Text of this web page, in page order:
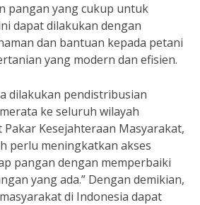
pangan yang cukup untuk
dapat dilakukan dengan
dan bantuan kepada petani
yang modern dan efisien.
dilakukan pendistribusian
ke seluruh wilayah
Kesejahteraan Masyarakat,
perlu meningkatkan akses
pangan dengan memperbaiki
yang ada.” Dengan demikian,
di Indonesia dapat